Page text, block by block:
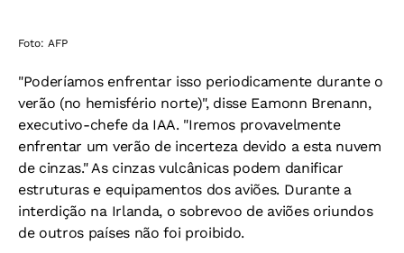
Foto: AFP
"Poderíamos enfrentar isso periodicamente durante o
verão (no hemisfério norte)", disse Eamonn Brenann,
executivo-chefe da IAA. "Iremos provavelmente
enfrentar um verão de incerteza devido a esta nuvem
de cinzas." As cinzas vulcânicas podem danificar
estruturas e equipamentos dos aviões. Durante a
interdição na Irlanda, o sobrevoo de aviões oriundos
de outros países não foi proibido.